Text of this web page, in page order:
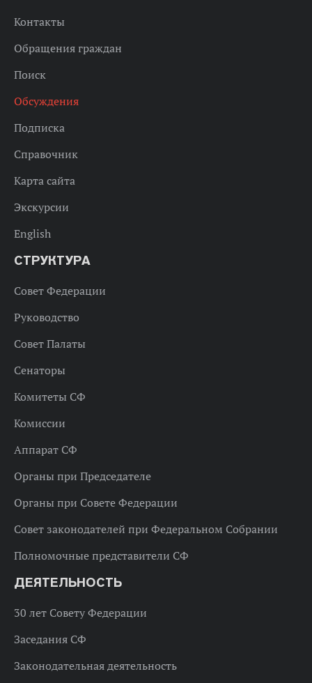
Контакты
Обращения граждан
Поиск
Обсуждения
Подписка
Справочник
Карта сайта
Экскурсии
English
СТРУКТУРА
Совет Федерации
Руководство
Совет Палаты
Сенаторы
Комитеты СФ
Комиссии
Аппарат СФ
Органы при Председателе
Органы при Совете Федерации
Совет законодателей при Федеральном Собрании
Полномочные представители СФ
ДЕЯТЕЛЬНОСТЬ
30 лет Совету Федерации
Заседания СФ
Законодательная деятельность